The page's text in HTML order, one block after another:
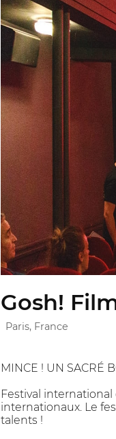
Gosh!
Paris, France
MINCE ! UN SACRÉ
Festival
internationaux. Le
talents !